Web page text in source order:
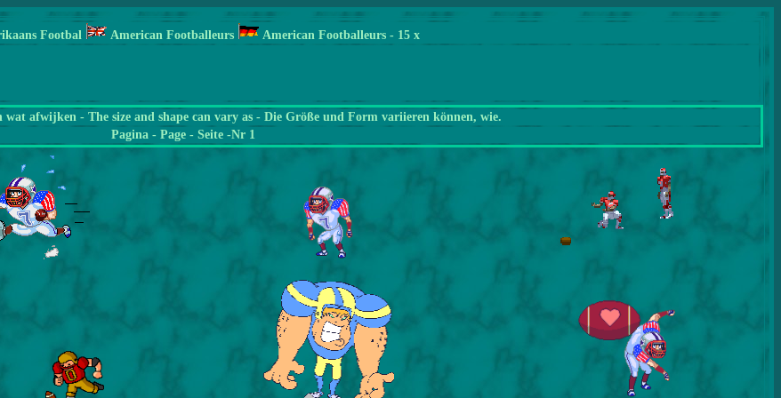
Footbal American Footballeurs American Footballeurs - 15 x
wat afwijken - The size and shape can vary as - Die Größe und Form variieren können, wie.
Pagina - Page - Seite -Nr 1